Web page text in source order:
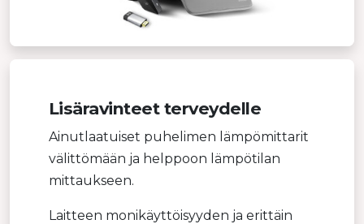
Lisäravinteet terveydelle
Ainutlaatuiset puhelimen lämpömittarit
välittömään ja helppoon lämpötilan
mittaukseen.
Laitteen monikäyttöisyyden ja erittäin